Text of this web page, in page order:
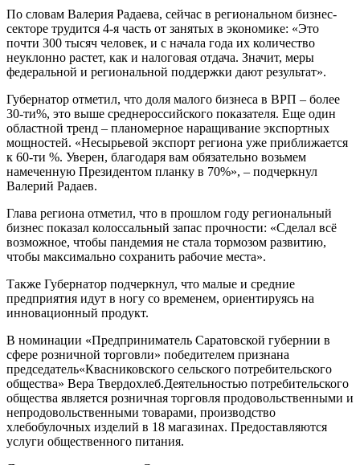
По словам Валерия Радаева, сейчас в региональном бизнес-
секторе трудится 4-я часть от занятых в экономике: «Это
почти 300 тысяч человек, и с начала года их количество
неуклонно растет, как и налоговая отдача. Значит, меры
федеральной и региональной поддержки дают результат».
Губернатор отметил, что доля малого бизнеса в ВРП – более
30-ти%, это выше среднероссийского показателя. Еще один
областной тренд – планомерное наращивание экспортных
мощностей. «Несырьевой экспорт региона уже приближается
к 60-ти %. Уверен, благодаря вам обязательно возьмем
намеченную Президентом планку в 70%», – подчеркнул
Валерий Радаев.
Глава региона отметил, что в прошлом году региональный
бизнес показал колоссальный запас прочности: «Сделал всё
возможное, чтобы пандемия не стала тормозом развитию,
чтобы максимально сохранить рабочие места».
Также Губернатор подчеркнул, что малые и средние
предприятия идут в ногу со временем, ориентируясь на
инновационный продукт.
В номинации «Предприниматель Саратовской губернии в
сфере розничной торговли» победителем признана
председатель«Квасниковского сельского потребительского
общества» Вера Твердохлеб.Деятельностью потребительского
общества является розничная торговля продовольственными и
непродовольственными товарами, производство
хлебобулочных изделий в 18 магазинах. Предоставляются
услуги общественного питания.